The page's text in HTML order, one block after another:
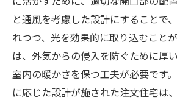
と通風を考慮した設計にすることで
れつつ、光を効果的に取り込むこと
は、外気からの侵入を防ぐために厚
室内の暖かさを保つ工夫が必要です
に応じた設計が施された注文住宅は